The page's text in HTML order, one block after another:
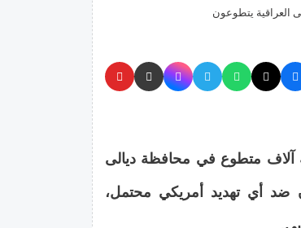
العراقية يتطوعون
آلاف متطوع في محافظة ديالى
ضد أي تهديد أمريكي محتمل،